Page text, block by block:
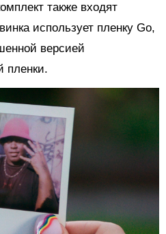
также входят
использует пленку Go,
версией
пленки.